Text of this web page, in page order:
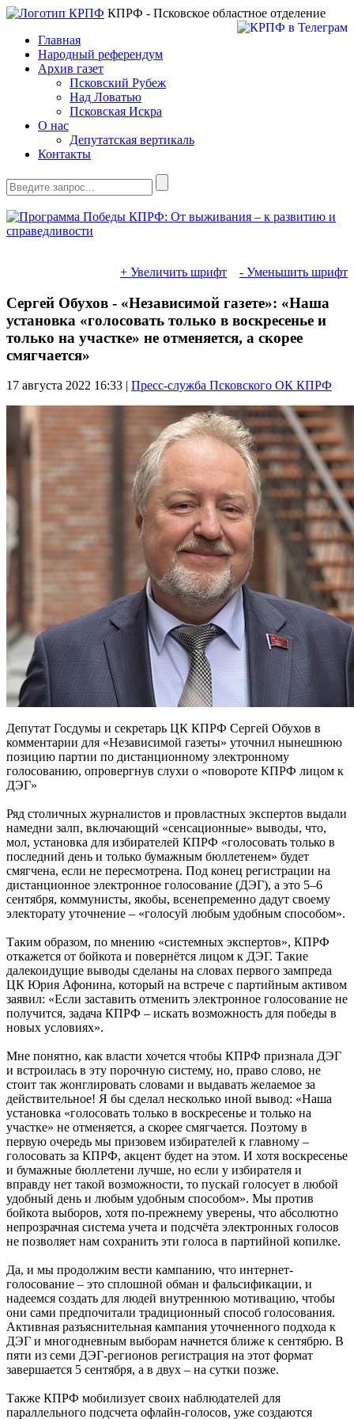
КПРФ - Псковское областное отделение
Главная
Народный референдум
Архив газет
Псковский Рубеж
Над Ловатью
Псковская Искра
О нас
Депутатская вертикаль
Контакты
+ Увеличить шрифт - Уменьшить шрифт
Сергей Обухов - «Независимой газете»: «Наша
установка «голосовать только в воскресенье и
только на участке» не отменяется, а скорее
смягчается»
17 августа 2022 16:33 | Пресс-служба Псковского ОК КПРФ
Депутат Госдумы и секретарь ЦК КПРФ Сергей Обухов в
комментарии для «Независимой газеты» уточнил нынешнюю
позицию партии по дистанционному электронному
голосованию, опровергнув слухи о «повороте КПРФ лицом к
ДЭГ»
Ряд столичных журналистов и провластных экспертов выдали
намедни залп, включающий «сенсационные» выводы, что,
мол, установка для избирателей КПРФ «голосовать только в
последний день и только бумажным бюллетенем» будет
смягчена, если не пересмотрена. Под конец регистрации на
дистанционное электронное голосование (ДЭГ), а это 5–6
сентября, коммунисты, якобы, всенепременно дадут своему
электорату уточнение – «голосуй любым удобным способом».
Таким образом, по мнению «системных экспертов», КПРФ
откажется от бойкота и повернётся лицом к ДЭГ. Такие
далекоидущие выводы сделаны на словах первого зампреда
ЦК Юрия Афонина, который на встрече с партийным активом
заявил: «Если заставить отменить электронное голосование не
получится, задача КПРФ – искать возможность для победы в
новых условиях».
Мне понятно, как власти хочется чтобы КПРФ признала ДЭГ
и встроилась в эту порочную систему, но, право слово, не
стоит так жонглировать словами и выдавать желаемое за
действительное! Я бы сделал несколько иной вывод: «Наша
установка «голосовать только в воскресенье и только на
участке» не отменяется, а скорее смягчается. Поэтому в
первую очередь мы призовем избирателей к главному –
голосовать за КПРФ, акцент будет на этом. И хотя воскресенье
и бумажные бюллетени лучше, но если у избирателя и
вправду нет такой возможности, то пускай голосует в любой
удобный день и любым удобным способом». Мы против
бойкота выборов, хотя по-прежнему уверены, что абсолютно
непрозрачная система учета и подсчёта электронных голосов
не позволяет нам сохранить эти голоса в партийной копилке.
Да, и мы продолжим вести кампанию, что интернет-
голосование – это сплошной обман и фальсификации, и
надеемся создать для людей внутреннюю мотивацию, чтобы
они сами предпочитали традиционный способ голосования.
Активная разъяснительная кампания уточненного подхода к
ДЭГ и многодневным выборам начнется ближе к сентябрю. В
пяти из семи ДЭГ-регионов регистрация на этот формат
завершается 5 сентября, а в двух – на сутки позже.
Также КПРФ мобилизует своих наблюдателей для
параллельного подсчета офлайн-голосов, уже создаются